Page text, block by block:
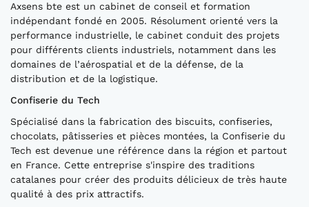
Axsens bte est un cabinet de conseil et formation
indépendant fondé en 2005. Résolument orienté vers la
performance industrielle, le cabinet conduit des projets
pour différents clients industriels, notamment dans les
domaines de l’aérospatial et de la défense, de la
distribution et de la logistique.
Confiserie du Tech
Spécialisé dans la fabrication des biscuits, confiseries,
chocolats, pâtisseries et pièces montées, la Confiserie du
Tech est devenue une référence dans la région et partout
en France. Cette entreprise s'inspire des traditions
catalanes pour créer des produits délicieux de très haute
qualité à des prix attractifs.